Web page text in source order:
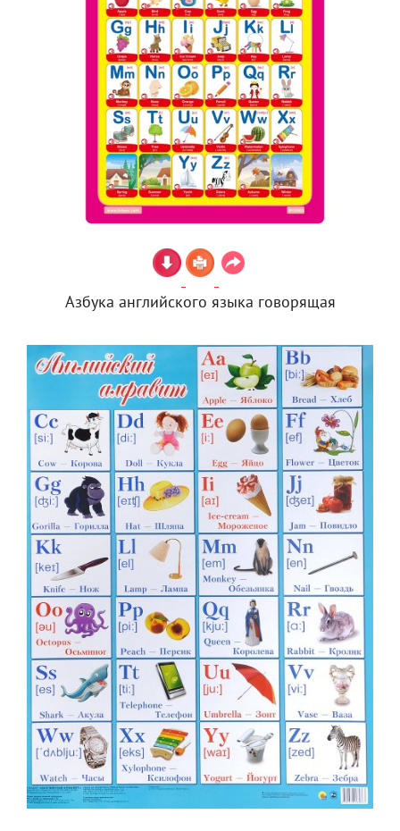
Азбука английского языка говорящая